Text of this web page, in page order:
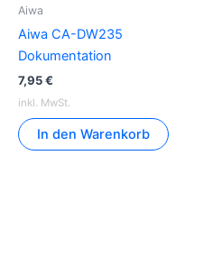
Aiwa
Aiwa CA-DW235
Dokumentation
7,95€
inkl. MwSt.
In den Warenkorb